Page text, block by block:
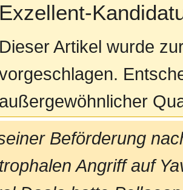
Exzellent-
Dieser Artikel wurde
außergewöhnlicher
Beförderung
Angriff auf